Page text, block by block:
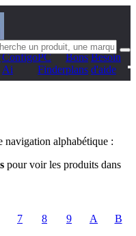
Configo
Ai
PC
Finder
Bons
plans
Besoin
d'aide
navigation alphabétique :
pour voir les produits dans
7 8 9 A B